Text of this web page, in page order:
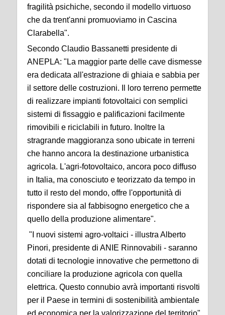
fragilità psichiche, secondo il modello virtuoso
che da trent'anni promuoviamo in Cascina
Clarabella".
Secondo Claudio Bassanetti presidente di
ANEPLA: "La maggior parte delle cave dismesse
era dedicata all'estrazione di ghiaia e sabbia per
il settore delle costruzioni. Il loro terreno permette
di realizzare impianti fotovoltaici con semplici
sistemi di fissaggio e palificazioni facilmente
rimovibili e riciclabili in futuro. Inoltre la
stragrande maggioranza sono ubicate in terreni
che hanno ancora la destinazione urbanistica
agricola. L'agri-fotovoltaico, ancora poco diffuso
in Italia, ma conosciuto e teorizzato da tempo in
tutto il resto del mondo, offre l'opportunità di
rispondere sia al fabbisogno energetico che a
quello della produzione alimentare".
"I nuovi sistemi agro-voltaici - illustra Alberto
Pinori, presidente di ANIE Rinnovabili - saranno
dotati di tecnologie innovative che permettono di
conciliare la produzione agricola con quella
elettrica. Questo connubio avrà importanti risvolti
per il Paese in termini di sostenibilità ambientale